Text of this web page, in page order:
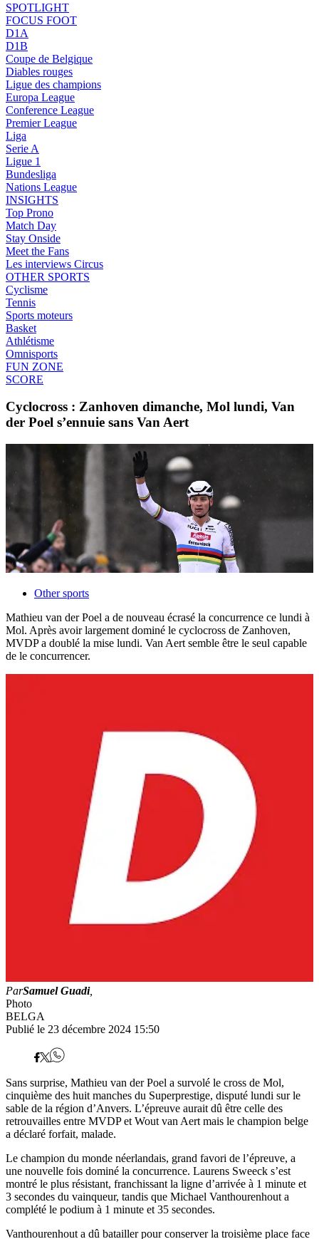
SPOTLIGHT
FOCUS FOOT
D1A
D1B
Coupe de Belgique
Diables rouges
Ligue des champions
Europa League
Conference League
Premier League
Liga
Serie A
Ligue 1
Bundesliga
Nations League
INSIGHTS
Top Prono
Match Day
Stay Onside
Meet the Fans
Les interviews Circus
OTHER SPORTS
Cyclisme
Tennis
Sports moteurs
Basket
Athlétisme
Omnisports
FUN ZONE
SCORE
Cyclocross : Zanhoven dimanche, Mol lundi, Van
der Poel s’ennuie sans Van Aert
Other sports
Mathieu van der Poel a de nouveau écrasé la concurrence ce lundi à
Mol. Après avoir largement dominé le cyclocross de Zanhoven,
MVDP a doublé la mise lundi. Van Aert semble être le seul capable
de le concurrencer.
ParSamuel Guadi,
Photo
BELGA
Publié le 23 décembre 2024 15:50
Sans surprise, Mathieu van der Poel a survolé le cross de Mol,
cinquième des huit manches du Superprestige, disputé lundi sur le
sable de la région d’Anvers. L’épreuve aurait dû être celle des
retrouvailles entre MVDP et Wout van Aert mais le champion belge
a déclaré forfait, malade.
Le champion du monde néerlandais, grand favori de l’épreuve, a
une nouvelle fois dominé la concurrence. Laurens Sweeck s’est
montré le plus résistant, franchissant la ligne d’arrivée à 1 minute et
3 secondes du vainqueur, tandis que Michael Vanthourenhout a
complété le podium à 1 minute et 35 secondes.
Vanthourenhout a dû batailler pour conserver la troisième place face